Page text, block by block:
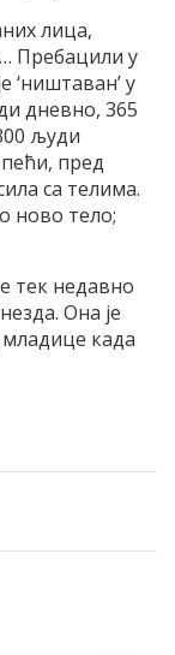
лица,
Пребацили у
‘ништаван’ у
дневно, 365
људи
пред
са телима.
ново тело;
тек недавно
Она је
када